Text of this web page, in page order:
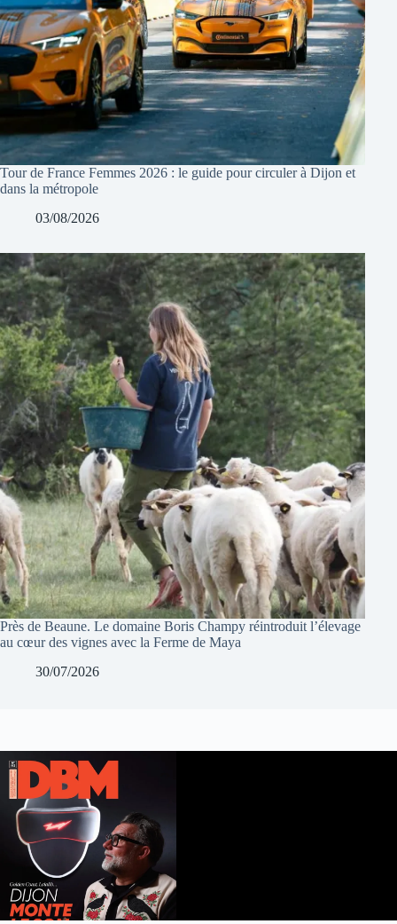
Tour de France Femmes 2026 : le guide pour circuler à Dijon et
dans la métropole
03/08/2026
Près de Beaune. Le domaine Boris Champy réintroduit l’élevage
au cœur des vignes avec la Ferme de Maya
30/07/2026